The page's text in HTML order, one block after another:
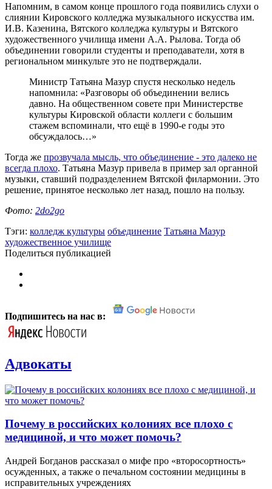
Напомним, в самом конце прошлого года появились слухи о
слиянии Кировского колледжа музыкального искусства им.
И.В. Казенина, Вятского колледжа культуры и Вятского
художественного училища имени А.А. Рылова. Тогда об
объединении говорили студенты и преподаватели, хотя в
региональном минкульте это не подтверждали.
Министр Татьяна Мазур спустя несколько недель
напомнила: «Разговоры об объединении велись
давно. На общественном совете при Министерстве
культуры Кировской области коллеги с большим
стажем вспоминали, что ещё в 1990-е годы это
обсуждалось…»
Тогда же прозвучала мысль, что объединение - это далеко не
всегда плохо. Татьяна Мазур привела в пример зал органной
музыки, ставший подразделением Вятской филармонии. Это
решение, принятое несколько лет назад, пошло на пользу.
Фото: 2do2go
Тэги: колледж культуры объединение Татьяна Мазур
художественное училище
Поделиться публикацией
Подпишитесь на нас в:
Адвокаты
Почему в российских колониях все плохо с
медициной, и что может помочь?
Андрей Богданов рассказал о мифе про «второсортность»
осужденных, а также о печальном состоянии медицины в
исправительных учреждениях